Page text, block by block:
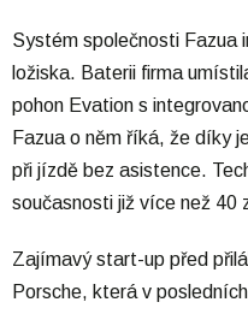
Systém společnosti Fazua
ložiska. Baterii firma
pohon Evation s
Fazua o něm říká, že díky
při jízdě bez asistence.
současnosti již více než 40
Zajímavý start-up před
Porsche, která v